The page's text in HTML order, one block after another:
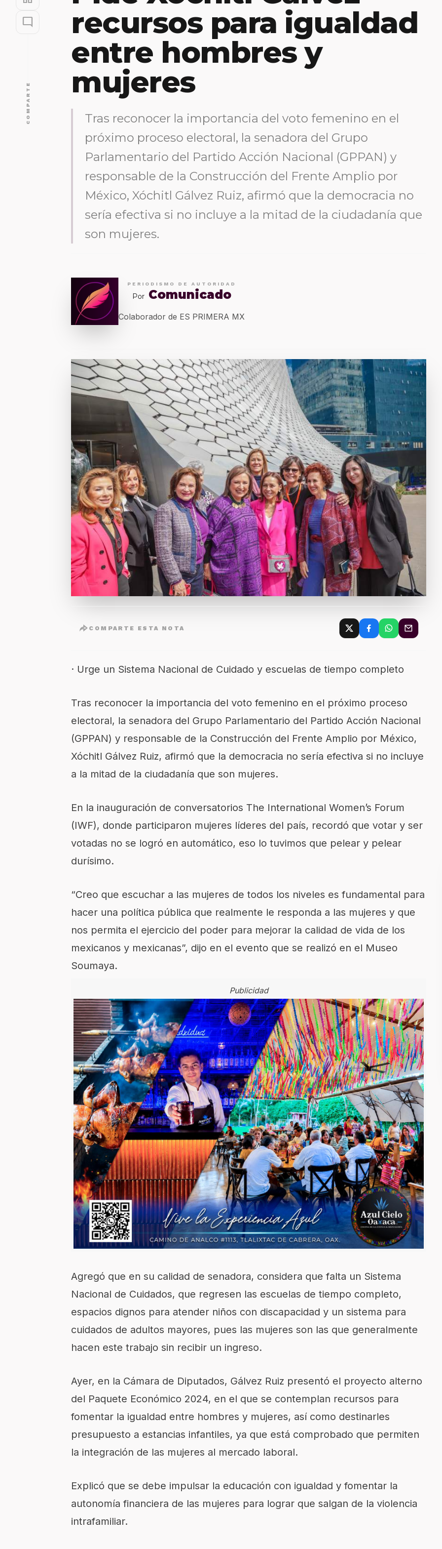
mode_comment
COMPARTE
recursos para igualdad
entre hombres y
mujeres
Tras reconocer la importancia del voto femenino en el
próximo proceso electoral, la senadora del Grupo
Parlamentario del Partido Acción Nacional (GPPAN) y
responsable de la Construcción del Frente Amplio por
México, Xóchitl Gálvez Ruiz, afirmó que la democracia no
sería efectiva si no incluye a la mitad de la ciudadanía que
son mujeres.
PERIODISMO DE AUTORIDAD
Por Comunicado
Colaborador de ES PRIMERA MX
COMPARTE ESTA NOTA
· Urge un Sistema Nacional de Cuidado y escuelas de tiempo completo
Tras reconocer la importancia del voto femenino en el próximo proceso
electoral, la senadora del Grupo Parlamentario del Partido Acción Nacional
(GPPAN) y responsable de la Construcción del Frente Amplio por México,
Xóchitl Gálvez Ruiz, afirmó que la democracia no sería efectiva si no incluye
a la mitad de la ciudadanía que son mujeres.
En la inauguración de conversatorios The International Women’s Forum
(IWF), donde participaron mujeres líderes del país, recordó que votar y ser
votadas no se logró en automático, eso lo tuvimos que pelear y pelear
durísimo.
“Creo que escuchar a las mujeres de todos los niveles es fundamental para
hacer una política pública que realmente le responda a las mujeres y que
nos permita el ejercicio del poder para mejorar la calidad de vida de los
mexicanos y mexicanas”, dijo en el evento que se realizó en el Museo
Soumaya.
Publicidad
Agregó que en su calidad de senadora, considera que falta un Sistema
Nacional de Cuidados, que regresen las escuelas de tiempo completo,
espacios dignos para atender niños con discapacidad y un sistema para
cuidados de adultos mayores, pues las mujeres son las que generalmente
hacen este trabajo sin recibir un ingreso.
Ayer, en la Cámara de Diputados, Gálvez Ruiz presentó el proyecto alterno
del Paquete Económico 2024, en el que se contemplan recursos para
fomentar la igualdad entre hombres y mujeres, así como destinarles
presupuesto a estancias infantiles, ya que está comprobado que permiten
la integración de las mujeres al mercado laboral.
Explicó que se debe impulsar la educación con igualdad y fomentar la
autonomía financiera de las mujeres para lograr que salgan de la violencia
intrafamiliar.